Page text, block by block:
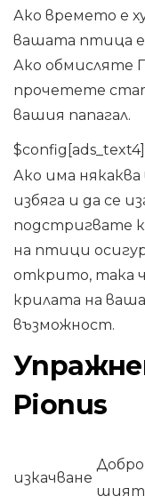
Ако времето е
вашата птица е
Ако обмисляте
прочетете
вашия папагал.
Ако има
избяга и да се
подстригвате
на птици
открито, така
крилата на
възможност.
Pionus
изкачване